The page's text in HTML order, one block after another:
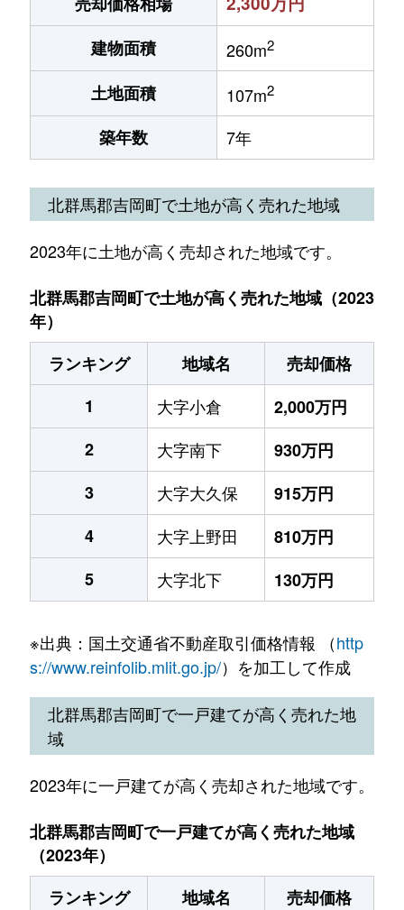
建物面積 260m2
土地面積 107m2
築年数 7年
北群馬郡吉岡町で土地が高く売れた地域
2023年に土地が高く売却された地域です。
北群馬郡吉岡町で土地が高く売れた地域（2023
年）
ランキング
地域名
売却価格
1
大字小倉
2,000万円
2
大字南下
930万円
3
大字大久保
915万円
4
大字上野田
810万円
5
大字北下 130万円
※出典：国土交通省不動産取引価格情報 （http
s://www.reinfolib.mlit.go.jp/）を加工して作成
北群馬郡吉岡町で一戸建てが高く売れた地
域
2023年に一戸建てが高く売却された地域です。
北群馬郡吉岡町で一戸建てが高く売れた地域
（2023年）
ランキング
地域名
売却価格